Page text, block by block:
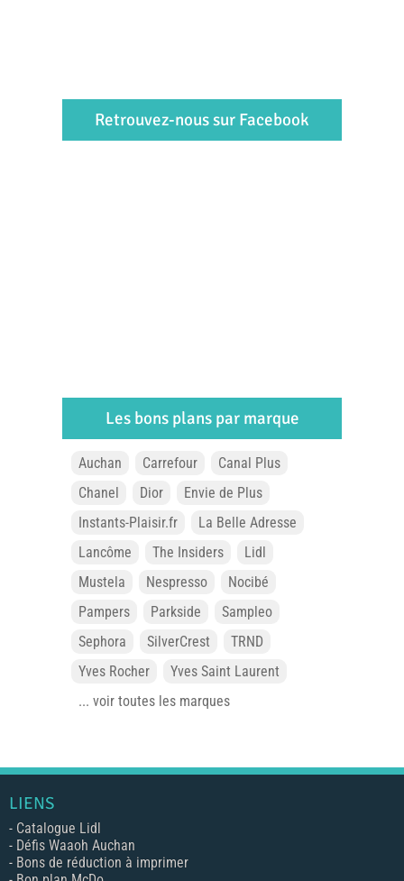
Retrouvez-nous sur Facebook
Les bons plans par marque
Auchan Carrefour
Canal Plus
Chanel
Dior
Envie de Plus
Instants-Plaisir.fr
La Belle Adresse
Lancôme
The Insiders
Lidl
Mustela
Nespresso
Nocibé
Pampers
Parkside
Sampleo
Sephora
SilverCrest
TRND
Yves Rocher
Yves Saint Laurent
... voir toutes les marques
LIENS
- Catalogue Lidl
- Défis Waaoh Auchan
- Bons de réduction à imprimer